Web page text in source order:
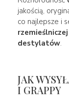
jakością,
co najlepsze i
destylatów.
JAK
I GRAPPY